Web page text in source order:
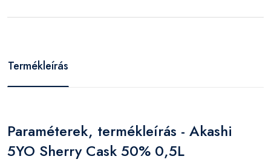
Termékleírás
Paraméterek, termékleírás - Akashi
5YO Sherry Cask 50% 0,5L